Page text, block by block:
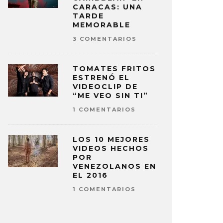
CARACAS: UNA
TARDE
MEMORABLE
3 COMENTARIOS
TOMATES FRITOS
ESTRENÓ EL
VIDEOCLIP DE
“ME VEO SIN TI”
1 COMENTARIOS
LOS 10 MEJORES
VIDEOS HECHOS
POR
VENEZOLANOS EN
EL 2016
1 COMENTARIOS